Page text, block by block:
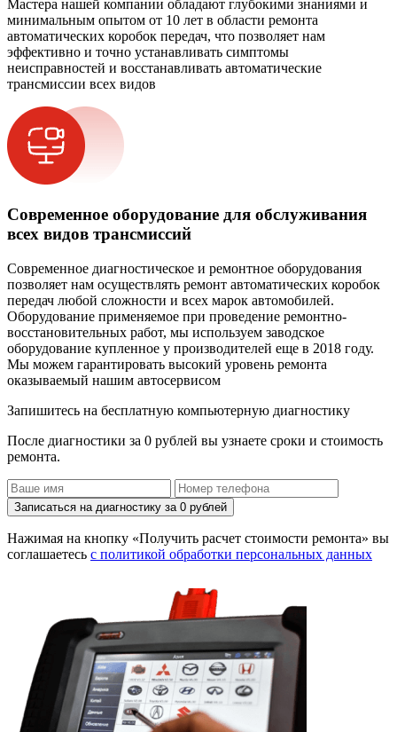
Мастера нашей компании обладают глубокими знаниями и
минимальным опытом от 10 лет в области ремонта
автоматических коробок передач, что позволяет нам
эффективно и точно устанавливать симптомы
неисправностей и восстанавливать автоматические
трансмиссии всех видов
Современное оборудование для обслуживания
всех видов трансмиссий
Современное диагностическое и ремонтное оборудования
позволяет нам осуществлять ремонт автоматических коробок
передач любой сложности и всех марок автомобилей.
Оборудование применяемое при проведение ремонтно-
восстановительных работ, мы используем заводское
оборудование купленное у производителей еще в 2018 году.
Мы можем гарантировать высокий уровень ремонта
оказываемый нашим автосервисом
Запишитесь на бесплатную компьютерную диагностику
После диагностики за 0 рублей вы узнаете сроки и стоимость
ремонта.
Записаться на диагностику за 0 рублей
Нажимая на кнопку «Получить расчет стоимости ремонта» вы
соглашаетесь с политикой обработки персональных данных